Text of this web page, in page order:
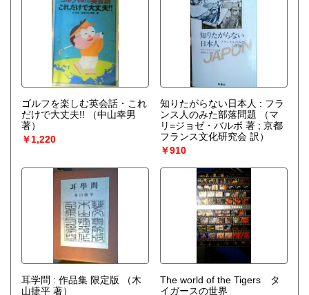
ゴルフを楽しむ英会話・これ
だけで大丈夫!!
（中山幸男
著）
￥1,220
知りたがらない日本人 : フラ
ンス人のみた部落問題
（マ
リ=ジョゼ・バルボ 著 ; 京都
フランス文化研究会 訳）
￥910
耳学問 : 作品集 限定版
（木
山捷平 著）
The world of the Tigers タ
イガースの世界